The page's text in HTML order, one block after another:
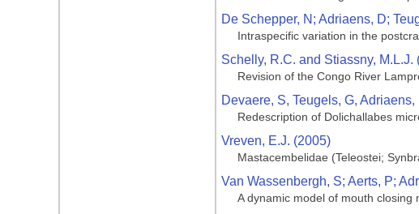
De Schepper, N; Adriaens, D;
Intraspecific variation in the
Schelly, R.C. and Stiassny, M.L.J.
Revision of the Congo River
Devaere, S, Teugels, G,
Redescription of Dolichallabes
Vreven, E.J. (2005)
Mastacembelidae (Teleostei;
Van Wassenbergh, S; Aerts, P;
A dynamic model of mouth